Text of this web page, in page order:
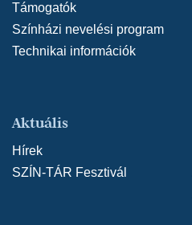
Támogatók
Színházi nevelési program
Technikai információk
Aktuális
Hírek
SZÍN-TÁR Fesztivál